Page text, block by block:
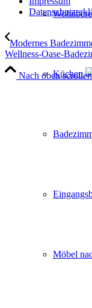
Küchen
Möbel
Modernes
Wellness-Oase-
Nach oben scrollen